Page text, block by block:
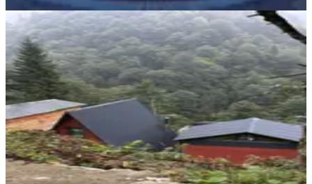
Turizm Bölsenin Gözde Yerinde Ayder
Yaylasında 10 Dk Mesafede Herşeyi
Hazır Durumda Tesis
Rize, Çamlıhemşin
1500 m²
07.09.2025
500.000 ₺
ALİ Yıldız